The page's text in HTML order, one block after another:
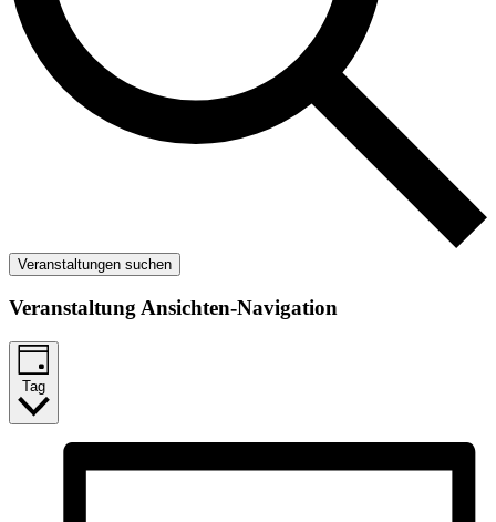
Veranstaltungen suchen
Veranstaltung Ansichten-Navigation
Tag